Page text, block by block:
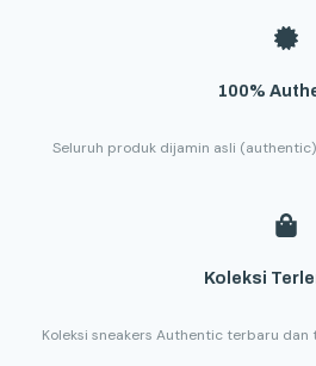
100%
Seluruh produk dijamin asli
Koleksi
Koleksi sneakers Authentic terbaru